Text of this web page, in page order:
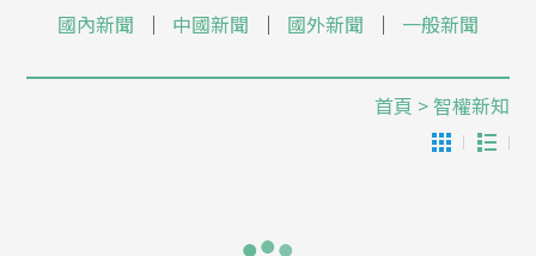
國內新聞 │ 中國新聞 │ 國外新聞 │ 一般新聞
首頁 > 智權新知